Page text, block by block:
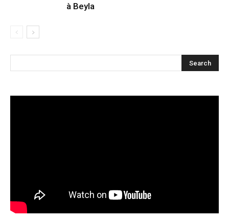
à Beyla